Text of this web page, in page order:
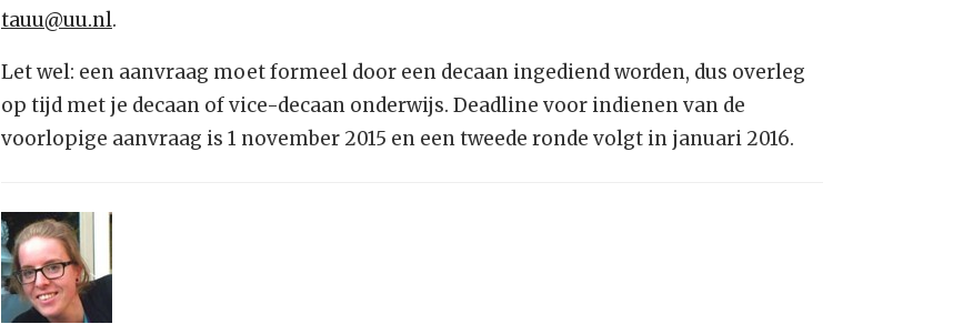
tauu@uu.nl.
Let wel: een aanvraag moet formeel door een decaan ingediend worden, dus overleg
op tijd met je decaan of vice-decaan onderwijs. Deadline voor indienen van de
voorlopige aanvraag is 1 november 2015 en een tweede ronde volgt in januari 2016.